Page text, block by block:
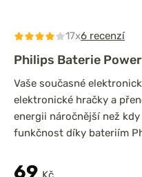
17x6 recenzí
Philips Baterie
Vaše současné
elektronické hračky a
energii náročnější než
funkčnost díky bateriím
69